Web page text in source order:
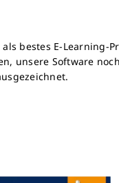
bestes E-Learning-
unsere Software